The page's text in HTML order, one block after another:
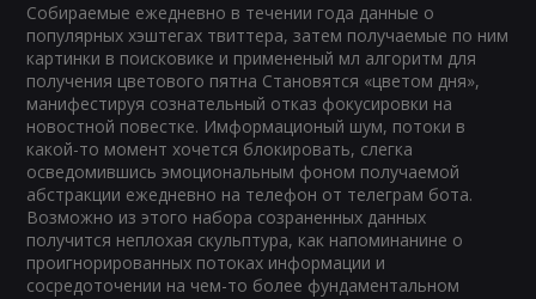
Собираемые ежедневно в течении года данные о
популярных хэштегах твиттера, затем получаемые по ним
картинки в поисковике и примененый мл алгоритм для
получения цветового пятна Становятся «цветом дня»,
манифестируя сознательный отказ фокусировки на
новостной повестке. Имформационый шум, потоки в
какой-то момент хочется блокировать, слегка
осведомившись эмоциональным фоном получаемой
абстракции ежедневно на телефон от телеграм бота.
Возможно из этого набора созраненных данных
получится неплохая скульптура, как напоминанине о
проигнорированных потоках информации и
сосредоточении на чем-то более фундаментальном